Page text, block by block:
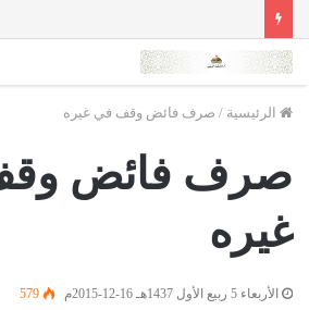
الرئيسية / صرف فائض وقف في غيره
صرف فائض
غيره
الأربعاء 5 ربيع الأول 1437هـ 16-12-2015م 579